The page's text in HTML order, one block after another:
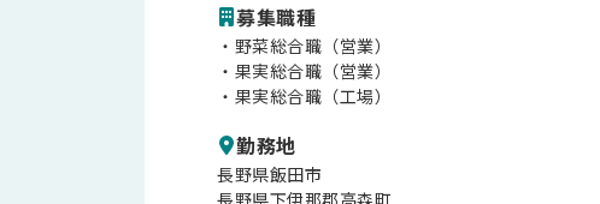
募集職種
・野菜総合職（営業）
・果実総合職（営業）
・果実総合職（工場）
勤務地
長野県飯田市
長野県下伊那郡高森町